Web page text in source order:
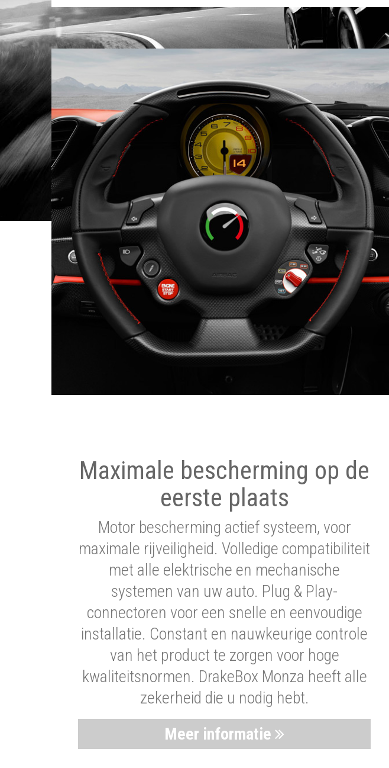
Maximale bescherming op de
eerste plaats
Motor bescherming actief systeem, voor
maximale rijveiligheid. Volledige compatibiliteit
met alle elektrische en mechanische
systemen van uw auto. Plug & Play-
connectoren voor een snelle en eenvoudige
installatie. Constant en nauwkeurige controle
van het product te zorgen voor hoge
kwaliteitsnormen. DrakeBox Monza heeft alle
zekerheid die u nodig hebt.
Meer informatie